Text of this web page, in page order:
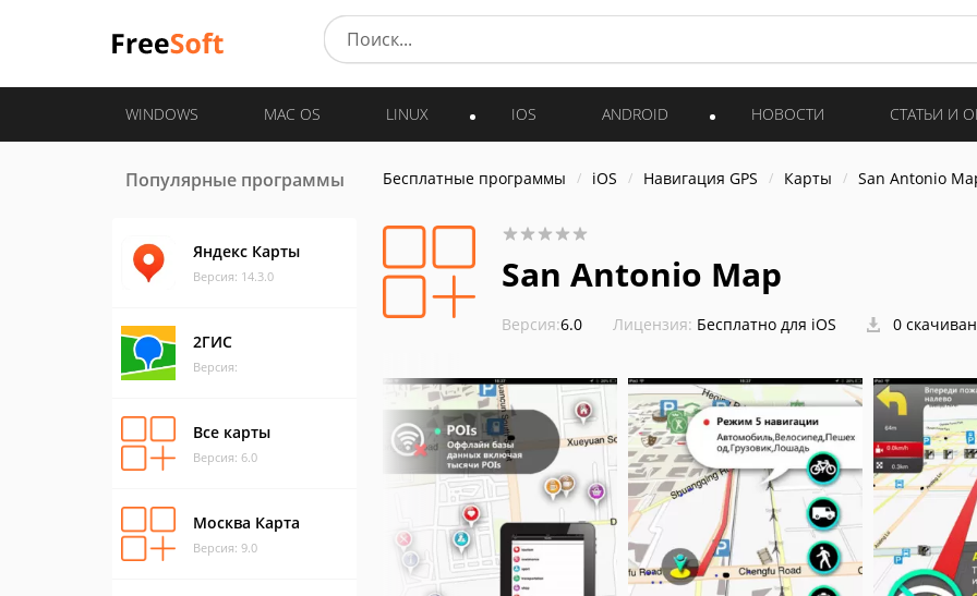
WINDOWS MAC OS LINUX IOS ANDROID НОВОСТИ СТАТЬИ И
Популярные программы
Яндекс Карты
Версия: 14.3.0
2ГИС
Версия:
Все карты
Версия: 6.0
Москва Карта
Версия: 9.0
Бесплатные программы iOS Навигация GPS Карты San Antonio
San Antonio Map
Версия:6.0 Лицензия: Бесплатно для iOS 0